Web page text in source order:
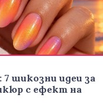
7 шикозни идеи за
с ефект на